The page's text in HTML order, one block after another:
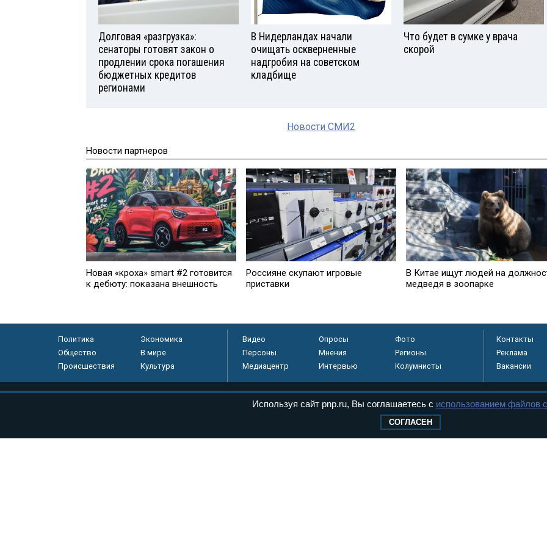
Долговая «разгрузка»:
сенаторы готовят закон о
продлении срока погашения
бюджетных кредитов
регионами
В Нидерландах начали
очищать оскверненные
надгробия на советском
кладбище
Что будет в сумке у врача
скорой
Новости СМИ2
Новости партнеров
Новая «кроха» smart #2 готовится
к дебюту: показана внешность
Россияне скупают игровые
приставки
В Китае ищут людей на
медведя в зоопарке
Политика
Экономика
Общество
В мире
Происшествия
Культура
Видео Опросы
Фото
Персоны
Мнения
Регионы
Медиацентр
Интервью Колумнисты
Контакты
Реклама
Вакансии
Используя сайт pnp.ru, Вы соглашаетесь с использованием файлов
СОГЛАСЕН